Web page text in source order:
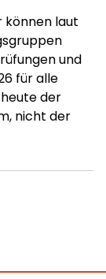
können laut
und
für alle
heute der
nicht der